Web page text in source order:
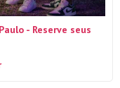
- Reserve seus